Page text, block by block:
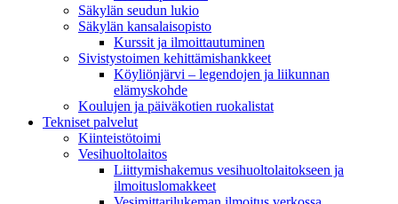
Säkylän seudun lukio
Säkylän kansalaisopisto
Kurssit ja ilmoittautuminen
Sivistystoimen kehittämishankkeet
Köyliönjärvi – legendojen ja liikunnan
elämyskohde
Koulujen ja päiväkotien ruokalistat
Tekniset palvelut
Kiinteistötoimi
Vesihuoltolaitos
Liittymishakemus vesihuoltolaitokseen ja
ilmoituslomakkeet